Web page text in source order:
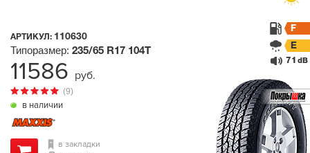
АРТИКУЛ: 110630
в наличии
(9)
Типоразмер: 235/65 R17 104T
F
E
71 dB
в закладки
11586 руб.